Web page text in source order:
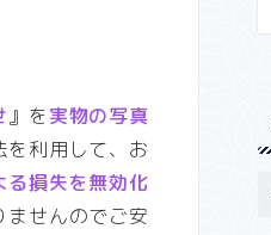
』を実物の写真
利用して、お
る損失を無効化
ませんのでご安